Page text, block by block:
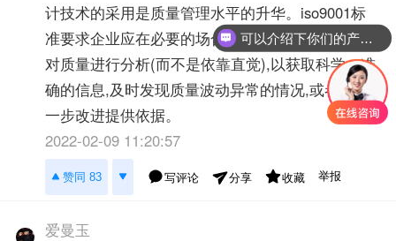
计技术的采用是质量管理水平的升华。iso9001标
准要求企业应在必要的场合,采用适当的统计技术
对质量进行分析(而不是依靠直觉),以获取科学、准
确的信息,及时发现质量波动异常的情况,或者为进
一步改进提供依据。
2022-02-09 11:20:57
赞同 83 写评论 分享 收藏 举报
爱曼玉
可以介绍下你们的产品么？